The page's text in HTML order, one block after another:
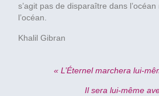
s’agit pas de disparaître dans
l’océan.
Khalil Gibran
« L’Éternel marchera lui-
Il sera lui-même